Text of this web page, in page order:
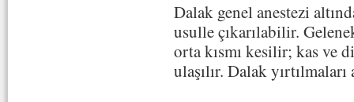
Dalak genel anestezi
usulle çıkarılabilir.
orta kısmı kesilir; kas ve
ulaşılır. Dalak